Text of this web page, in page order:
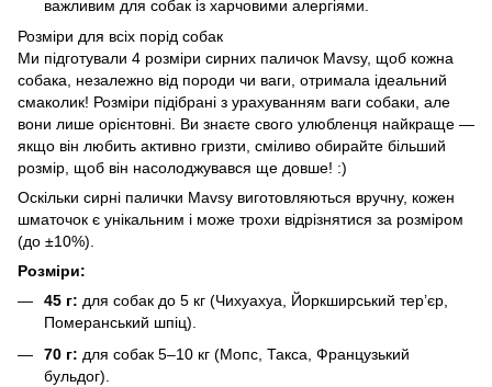
важливим для собак із харчовими алергіями.
Розміри для всіх порід собак
Ми підготували 4 розміри сирних паличок Mavsy, щоб кожна
собака, незалежно від породи чи ваги, отримала ідеальний
смаколик! Розміри підібрані з урахуванням ваги собаки, але
вони лише орієнтовні. Ви знаєте свого улюбленця найкраще —
якщо він любить активно гризти, сміливо обирайте більший
розмір, щоб він насолоджувався ще довше! :)
Оскільки сирні палички Mavsy виготовляються вручну, кожен
шматочок є унікальним і може трохи відрізнятися за розміром
(до ±10%).
Розміри:
45 г: для собак до 5 кг (Чихуахуа, Йоркширський тер’єр,
Померанський шпіц).
70 г: для собак 5–10 кг (Мопс, Такса, Французький
бульдог).